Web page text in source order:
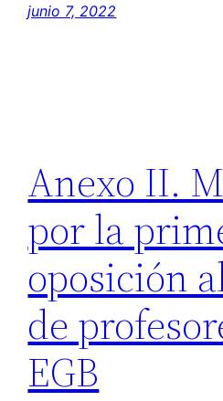
junio 7, 2022
Anexo II.
por la
oposición
de
EGB